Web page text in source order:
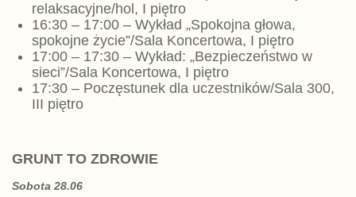
relaksacyjne/hol, I piętro
16:30 – 17:00 – Wykład „Spokojna głowa,
spokojne życie”/Sala Koncertowa, I piętro
17:00 – 17:30 – Wykład: „Bezpieczeństwo w
sieci”/Sala Koncertowa, I piętro
17:30 – Poczęstunek dla uczestników/Sala 300,
III piętro
GRUNT TO ZDROWIE
Sobota 28.06